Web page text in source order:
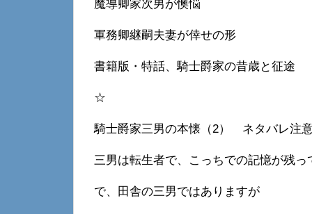
魔導卿家次男が懊悩
軍務卿継嗣夫妻が倖せの形
書籍版・特話、騎士爵家の昔歳と征途
☆
騎士爵家三男の本懐（2） ネタバレ注
三男は転生者で、こっちでの記憶が残っ
で、田舎の三男ではありますが